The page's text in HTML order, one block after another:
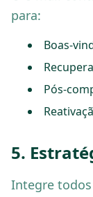
para:
Boas-
Pós-
5.
Integre